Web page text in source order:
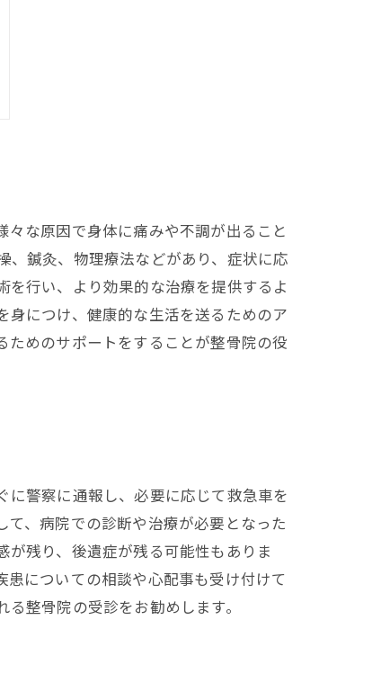
な原因で身体に痛みや不調が出ること
、鍼灸、物理療法などがあり、症状に応
行い、より効果的な治療を提供するよ
身につけ、健康的な生活を送るためのア
ためのサポートをすることが整骨院の役
警察に通報し、必要に応じて救急車を
、病院での診断や治療が必要となった
残り、後遺症が残る可能性もありま
についての相談や心配事も受け付けて
整骨院の受診をお勧めします。